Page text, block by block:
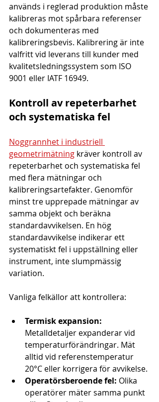
används i reglerad produktion måste
kalibreras mot spårbara referenser
och dokumenteras med
kalibreringsbevis. Kalibrering är inte
valfritt vid leverans till kunder med
kvalitetsledningssystem som ISO
9001 eller IATF 16949.
Kontroll av repeterbarhet
och systematiska fel
Noggrannhet i industriell
geometrimätning kräver kontroll av
repeterbarhet och systematiska fel
med flera mätningar och
kalibreringsartefakter. Genomför
minst tre upprepade mätningar av
samma objekt och beräkna
standardavvikelsen. En hög
standardavvikelse indikerar ett
systematiskt fel i uppställning eller
instrument, inte slumpmässig
variation.
Vanliga felkällor att kontrollera:
Termisk expansion:
Metalldetaljer expanderar vid
temperaturförändringar. Mät
alltid vid referenstemperatur
20°C eller korrigera för avvikelse.
Operatörsberoende fel: Olika
operatörer mäter samma punkt